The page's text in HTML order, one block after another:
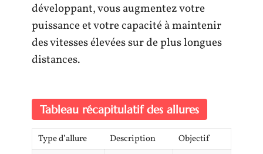
développant, vous augmentez votre
puissance et votre capacité à maintenir
des vitesses élevées sur de plus longues
distances.
Tableau récapitulatif des allures
Type d’allure Description Objectif